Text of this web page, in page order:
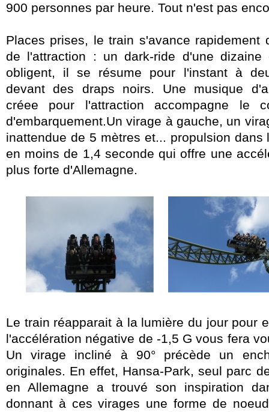
900 personnes par heure. Tout n'est pas
Places prises, le train s'avance rapidement
de l'attraction : un dark-ride d'une dizaine
obligent, il se résume pour l'instant à
devant des draps noirs. Une musique
créee pour l'attraction accompagne le
d'embarquement.Un virage à gauche, un
inattendue de 5 mètres et... propulsion
en moins de 1,4 seconde qui offre une
plus forte d'Allemagne.
Le train réapparait à la lumière du jour pour
l'accélération négative de -1,5 G vous fera
Un virage incliné à 90° précède un
originales. En effet, Hansa-Park, seul parc
en Allemagne a trouvé son inspiration
donnant à ces virages une forme de